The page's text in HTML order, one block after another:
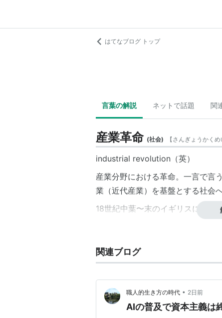
はてなブログ トップ
言葉の解説 ネットで話題 関
産業革命 (社会) 【さんぎょうかくめ
industrial revolution（英）
産業分野における革命。一言で言
業（近代産業）を基盤とする社会へ
18世紀中葉〜末のイギリスに始ま
から湧いたように出現した全人口
させた。
関連ブログ
職人的生き方の時代 • 2日前
AIの普及で資本主義は